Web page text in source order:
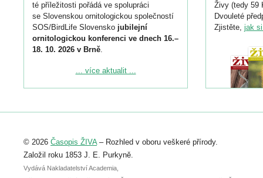
té příležitosti pořádá ve spolupráci
se Slovenskou ornitologickou společností
SOS/BirdLife Slovensko jubilejní
ornitologickou konferenci ve dnech 16.–
18. 10. 2026 v Brně.
Podrobnější informace ke konferenci
Registrovat se můžete do 6. září.
abstraktu přihlášené přednášky nebo
posteru je už 30. června.
... více aktualit ...
Živy (tedy 59
Dvouleté
Zjistěte, jak
© 2026 Časopis ŽIVA– Rozhled v oboru veškeré přírody.
Založil roku 1853 J. E. Purkyně.
Vydává Nakladatelství Academia,